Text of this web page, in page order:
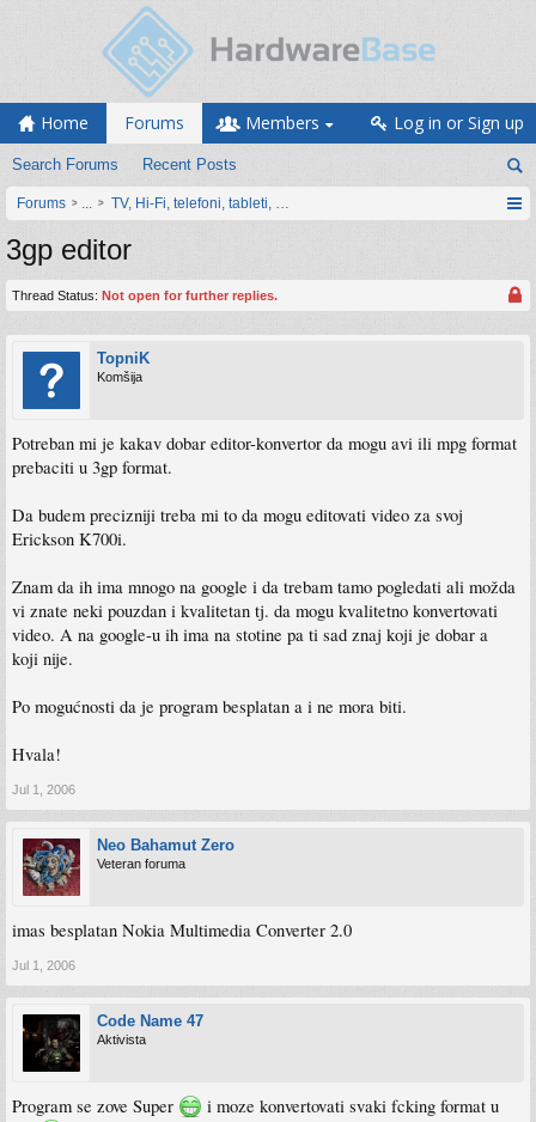
Home Forums
Search Forums Recent Posts
Members Log in or Sign up
Forums ... TV, Hi-Fi, telefoni, tableti, satovi, IoT oprema
3gp editor
Thread Status: Not open for further replies.
TopniK
Komšija
Potreban mi je kakav dobar editor-konvertor da mogu avi ili mpg format
prebaciti u 3gp format.
Da budem precizniji treba mi to da mogu editovati video za svoj
Erickson K700i.
Znam da ih ima mnogo na google i da trebam tamo pogledati ali možda
vi znate neki pouzdan i kvalitetan tj. da mogu kvalitetno konvertovati
video. A na google-u ih ima na stotine pa ti sad znaj koji je dobar a
koji nije.
Po mogućnosti da je program besplatan a i ne mora biti.
Hvala!
Jul 1, 2006
Neo Bahamut Zero
Veteran foruma
imas besplatan Nokia Multimedia Converter 2.0
Jul 1, 2006
Code Name 47
Aktivista
Program se zove Super
i moze konvertovati svaki fcking format u